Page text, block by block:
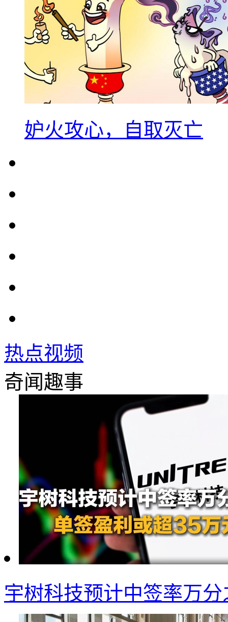
妒火攻心，自取灭亡
热点视频
奇闻趣事
宇树科技预计中签率万